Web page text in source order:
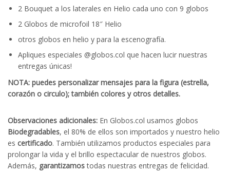
2 Bouquet a los laterales en Helio cada uno con 9 globos
2 Globos de microfoil 18″ Helio
otros globos en helio y para la escenografía.
Apliques especiales @globos.col que hacen lucir nuestras
entregas únicas!
NOTA: puedes personalizar mensajes para la figura (estrella,
corazón o circulo); también colores y otros detalles.
Observaciones adicionales: En Globos.col usamos globos
Biodegradables, el 80% de ellos son importados y nuestro helio
es certificado. También utilizamos productos especiales para
prolongar la vida y el brillo espectacular de nuestros globos.
Además, garantizamostodas nuestras entregas de felicidad.